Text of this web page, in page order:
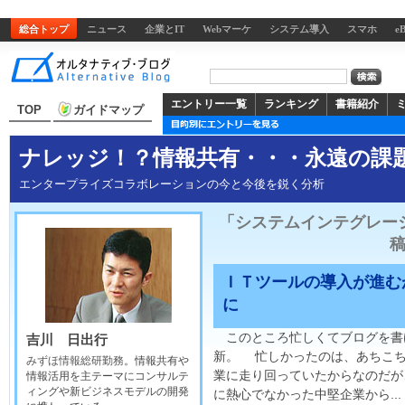
総合トップ ニュース 企業とIT Webマーケ システム導入 スマホ
TOP ガイドマップ エントリー一覧 ランキング 書籍紹介
ナレッジ！？情報共有・・・永遠の課
エンタープライズコラボレーションの今と今後を鋭く分析
「システムインテグレ
稿
ＩＴツールの導入が進
に
このところ忙しくてブログを
新。 忙しかったのは、あちこ
業に走り回っていたからなのだ
に熱心でなかった中堅企業から...
吉川 日出行
みずほ情報総研勤務。情報共有や
情報活用を主テーマにコンサルテ
ィングや新ビジネスモデルの開発